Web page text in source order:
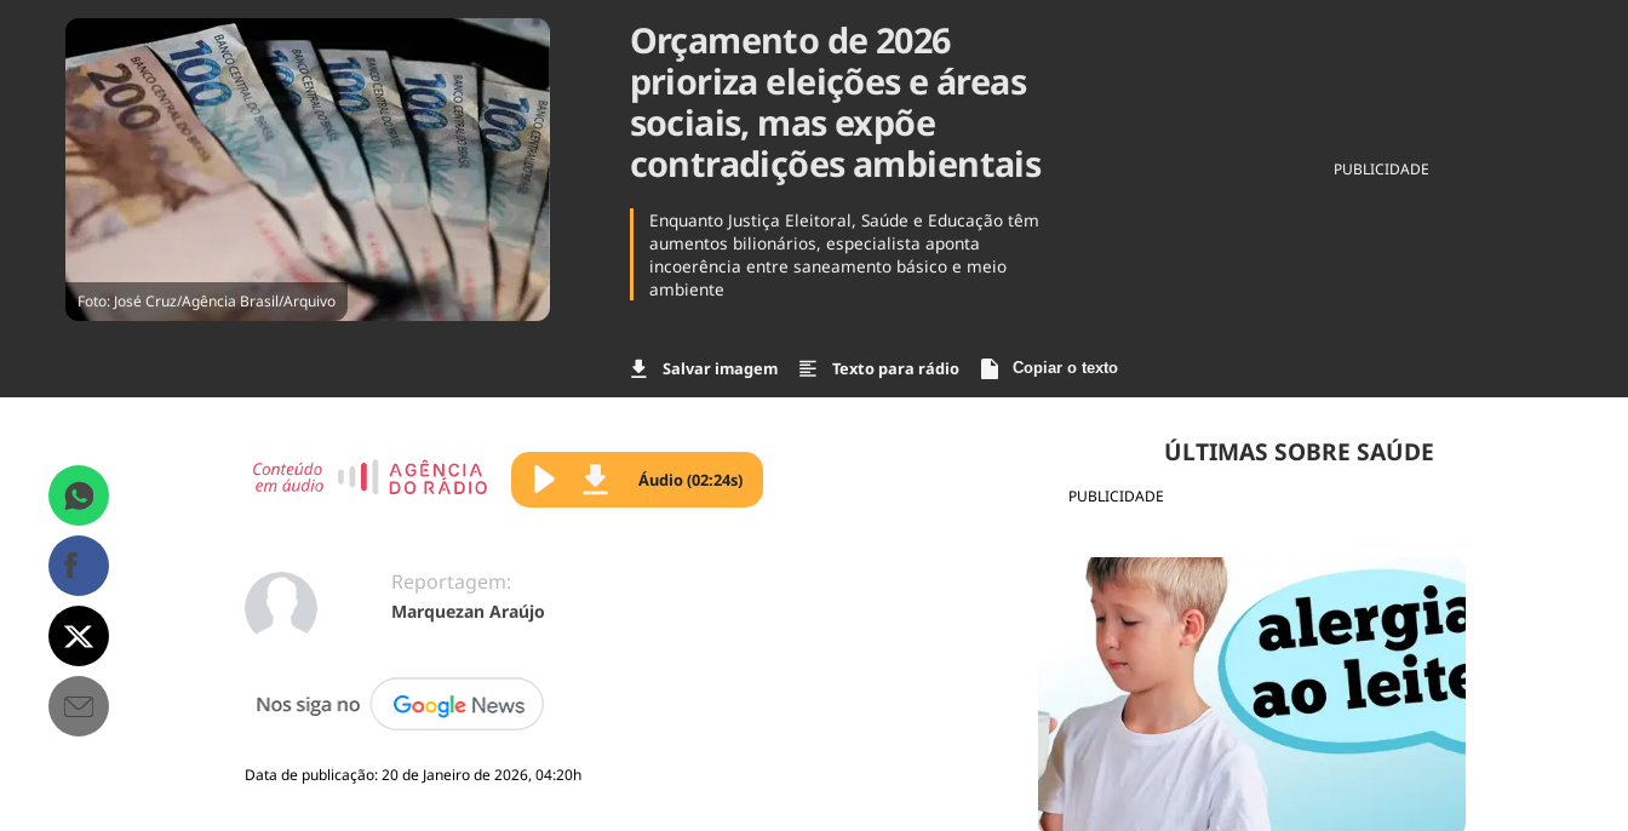
Brasil Mineral
Ciência & Tecnologia
Comportamento
Foto: José Cruz/Agência Brasil/Arquivo
Orçamento de 2026
prioriza eleições e áreas
sociais, mas expõe
contradições ambientais
Enquanto Justiça Eleitoral, Saúde e Educação têm
aumentos bilionários, especialista aponta
incoerência entre saneamento básico e meio
ambiente
Salvar imagem Texto para rádio Copiar o texto
PUBLICIDADE
PUBLICIDADE
ÚLTIMAS SOBRE SAÚDE
Áudio (02:24s)
Reportagem:
Marquezan Araújo
Data de publicação: 20 de Janeiro de 2026, 04:20h